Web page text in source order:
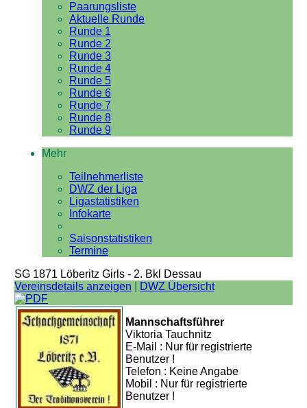
Paarungsliste
Aktuelle Runde
Runde 1
Runde 2
Runde 3
Runde 4
Runde 5
Runde 6
Runde 7
Runde 8
Runde 9
Mehr
Teilnehmerliste
DWZ der Liga
Ligastatistiken
Infokarte
Saisonstatistiken
Termine
SG 1871 Löberitz Girls - 2. Bkl Dessau
Vereinsdetails anzeigen
DWZ Übersicht
Mannschaftsführer
Viktoria Tauchnitz
E-Mail : Nur für registrierte
Benutzer !
Telefon : Keine Angabe
Mobil : Nur für registrierte
Benutzer !